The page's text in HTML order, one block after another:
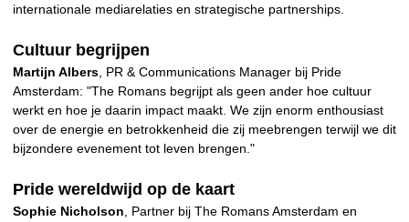
internationale mediarelaties en strategische partnerships.
Cultuur begrijpen
Martijn Albers, PR & Communications Manager bij Pride
Amsterdam: "The Romans begrijpt als geen ander hoe cultuur
werkt en hoe je daarin impact maakt. We zijn enorm enthousiast
over de energie en betrokkenheid die zij meebrengen terwijl we dit
bijzondere evenement tot leven brengen."
Pride wereldwijd op de kaart
Sophie Nicholson, Partner bij The Romans Amsterdam en